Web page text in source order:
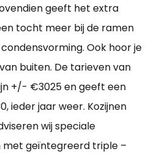
geeft het extra
tocht meer bij de ramen
Ook hoor je
buiten. De tarieven van
+/- €3025 en geeft een
ieder jaar weer. Kozijnen
wij speciale
met geïntegreerd triple –